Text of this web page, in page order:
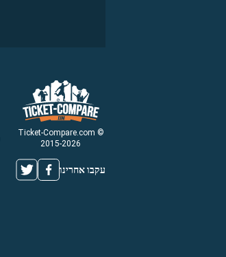
© Ticket-Compare.com
2015-2026
עקבו אחרינו